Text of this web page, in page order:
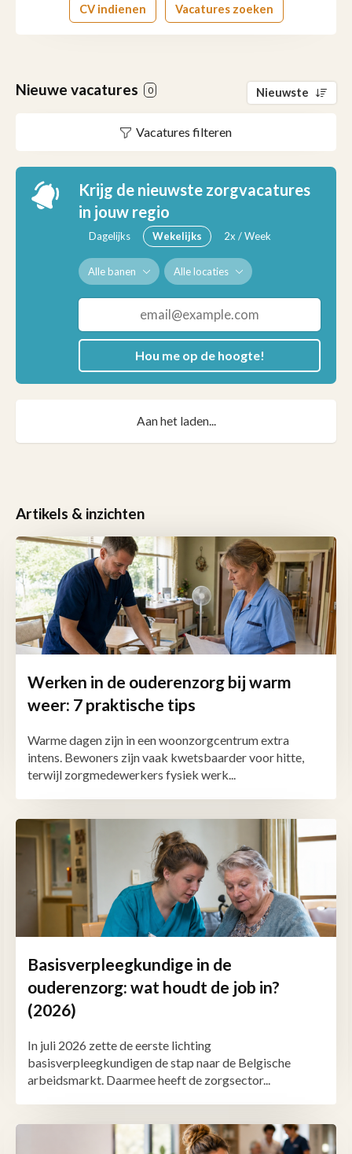
CV indienen Vacatures zoeken
Nieuwe vacatures 0 Nieuwste
Vacatures filteren
Krijg de nieuwste zorgvacatures
in jouw regio
Dagelijks Wekelijks 2x / Week
Alle banen Alle locaties
Hou me op de hoogte!
Aan het laden...
Artikels & inzichten
Werken in de ouderenzorg bij warm
weer: 7 praktische tips
Warme dagen zijn in een woonzorgcentrum extra
intens. Bewoners zijn vaak kwetsbaarder voor hitte,
terwijl zorgmedewerkers fysiek werk...
Basisverpleegkundige in de
ouderenzorg: wat houdt de job in?
(2026)
In juli 2026 zette de eerste lichting
basisverpleegkundigen de stap naar de Belgische
arbeidsmarkt. Daarmee heeft de zorgsector...